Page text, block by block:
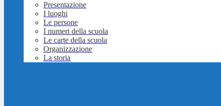
Presentazione
I luoghi
Le persone
I numeri della scuola
Le carte della scuola
Organizzazione
La storia